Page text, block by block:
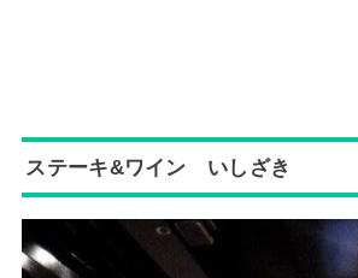
ステーキ&ワイン いしざき